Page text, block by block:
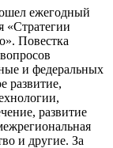
ежегодный
«Стратегии
Повестка
и федеральных
развитие,
развитие
и другие. За